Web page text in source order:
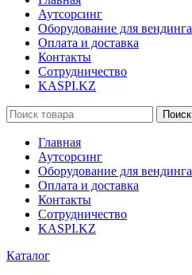
Аутсорсинг
Оборудование для вендинга
Оплата и доставка
Контакты
Сотрудничество
KASPI.KZ
Поиск
Главная
Аутсорсинг
Оборудование для вендинга
Оплата и доставка
Контакты
Сотрудничество
KASPI.KZ
Каталог